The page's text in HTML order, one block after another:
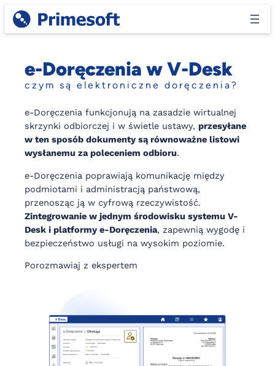
Przejdź
do
treści
e-Doręczenia w V-Desk
czym są elektroniczne doręczenia?
e-Doręczenia funkcjonują na zasadzie wirtualnej
skrzynki odbiorczej i w świetle ustawy, przesyłane
w ten sposób dokumenty są równoważne listowi
wysłanemu za poleceniem odbioru.
e-Doręczenia poprawiają komunikację między
podmiotami i administracją państwową,
przenosząc ją w cyfrową rzeczywistość.
Zintegrowanie w jednym środowisku systemu V-
Desk i platformy e-Doręczenia, zapewnią wygodę i
bezpieczeństwo usługi na wysokim poziomie.
Porozmawiaj z ekspertem